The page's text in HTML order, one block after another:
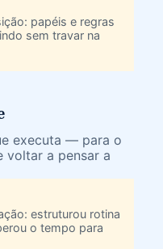
papéis e regras
sem travar na
executa — para o
voltar a pensar a
estruturou rotina
o tempo para